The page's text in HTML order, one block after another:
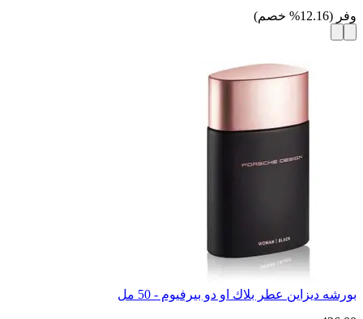
وفر (
12.16
% خصم)
بورشه ديزاين عطر بلاك او دو بيرفيوم - 50 مل